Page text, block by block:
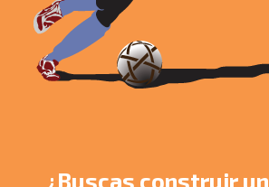
¿Buscas construir